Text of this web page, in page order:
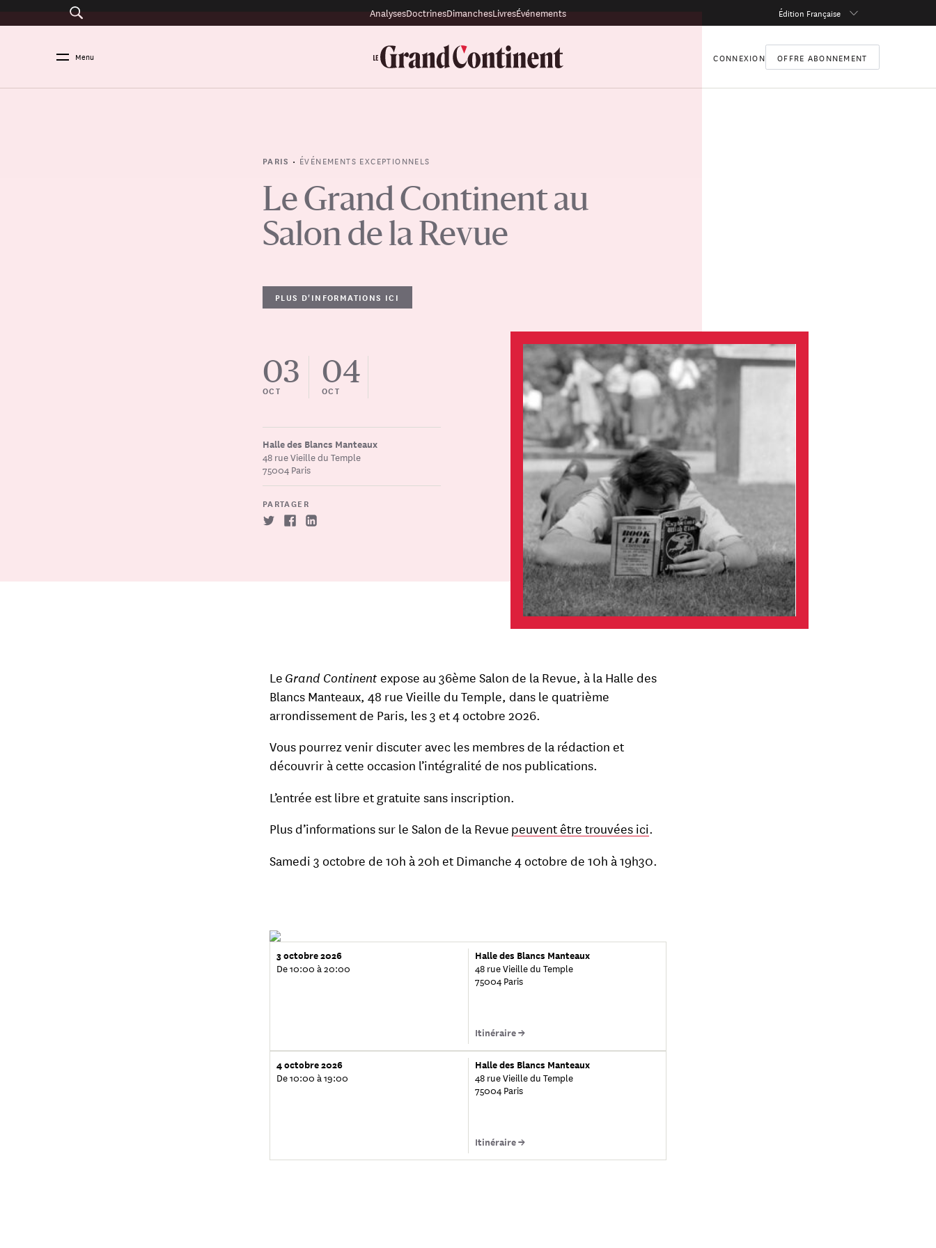
AnalysesDoctrinesDimanchesLivresÉvénements Édition Française
Menu CONNEXION OFFRE ABONNEMENT
PARIS • ÉVÉNEMENTS EXCEPTIONNELS
Le Grand Continent au
Salon de la Revue
PLUS D'INFORMATIONS ICI
03
OCT
04
OCT
Halle des Blancs Manteaux
48 rue Vieille du Temple
75004 Paris
PARTAGER
LeGrand Continentexpose au 36ème Salon de la Revue, à la Halle des
Blancs Manteaux, 48 rue Vieille du Temple, dans le quatrième
arrondissement de Paris, les 3 et 4 octobre 2026.
Vous pourrez venir discuter avec les membres de la rédaction et
découvrir à cette occasion l’intégralité de nos publications.
L’entrée est libre et gratuite sans inscription.
Plus d’informations sur le Salon de la Revuepeuvent être trouvées ici.
Samedi 3 octobre de 10h à 20h et Dimanche 4 octobre de 10h à 19h30.
3 octobre 2026
De 10:00 à 20:00
Halle des Blancs Manteaux
48 rue Vieille du Temple
75004 Paris
Itinéraire →
4 octobre 2026
De 10:00 à 19:00
Halle des Blancs Manteaux
48 rue Vieille du Temple
75004 Paris
Itinéraire →